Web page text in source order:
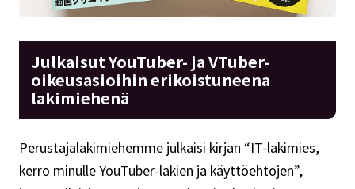
Julkaisut YouTuber- ja VTuber-
oikeusasioihin erikoistuneena
lakimiehenä
Perustajalakimiehemme julkaisi kirjan “IT-lakimies,
kerro minulle YouTuber-lakien ja käyttöehtojen”,